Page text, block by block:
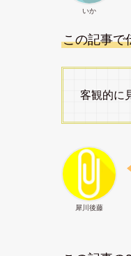
いか
この記事で
客観的に
犀川後藤